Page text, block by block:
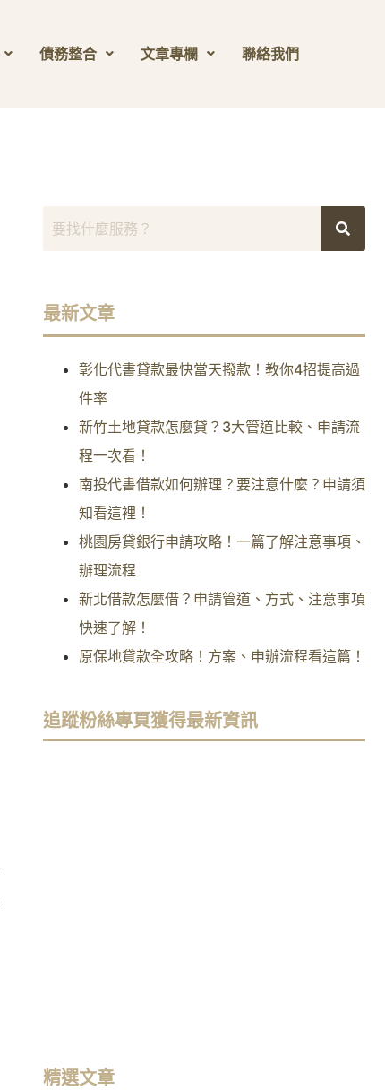
債務整合 文章專欄 聯絡我們
最新文章
彰化代書貸款最快當天撥款！教你4招提高過
件率
新竹土地貸款怎麼貸？3大管道比較、申請流
程一次看！
南投代書借款如何辦理？要注意什麼？申請須
知看這裡！
桃園房貸銀行申請攻略！一篇了解注意事項、
辦理流程
新北借款怎麼借？申請管道、方式、注意事項
快速了解！
原保地貸款全攻略！方案、申辦流程看這篇！
追蹤粉絲專頁獲得最新資訊
精選文章